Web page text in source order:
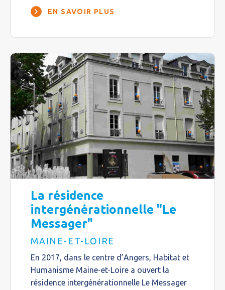
EN SAVOIR PLUS
La résidence
intergénérationnelle "Le
Messager"
MAINE-ET-LOIRE
En 2017, dans le centre d’Angers, Habitat et
Humanisme Maine-et-Loire a ouvert la
résidence intergénérationnelle Le Messager